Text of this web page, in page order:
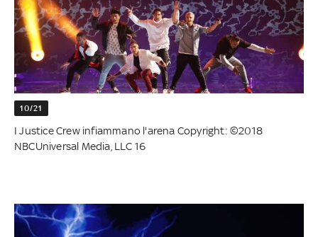
10/21
I Justice Crew infiammano l'arena Copyright: ©2018
NBCUniversal Media, LLC 16